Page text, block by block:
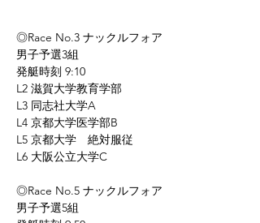
◎Race No.3 ナックルフォア
男子予選3組
発艇時刻 9:10
L2 滋賀大学教育学部
L3 同志社大学A
L4 京都大学医学部B
L5 京都大学　絶対服従
L6 大阪公立大学C
◎Race No.5 ナックルフォア
男子予選5組